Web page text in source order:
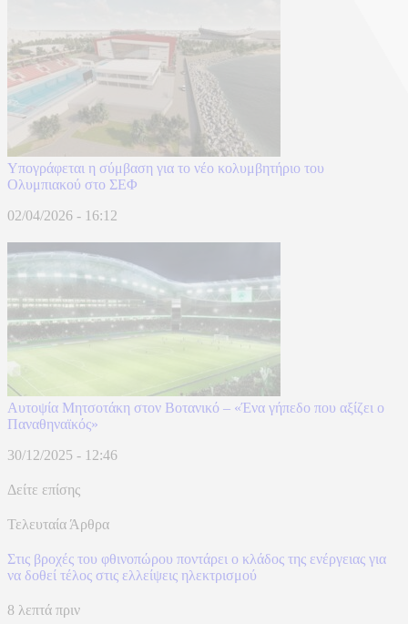
Υπογράφεται η σύμβαση για το νέο κολυμβητήριο του
Ολυμπιακού στο ΣΕΦ
02/04/2026 - 16:12
Αυτοψία Μητσοτάκη στον Βοτανικό – «Ένα γήπεδο που αξίζει ο
Παναθηναϊκός»
30/12/2025 - 12:46
Δείτε επίσης
Τελευταία Άρθρα
Στις βροχές του φθινοπώρου ποντάρει ο κλάδος της ενέργειας για
να δοθεί τέλος στις ελλείψεις ηλεκτρισμού
8 λεπτά πριν